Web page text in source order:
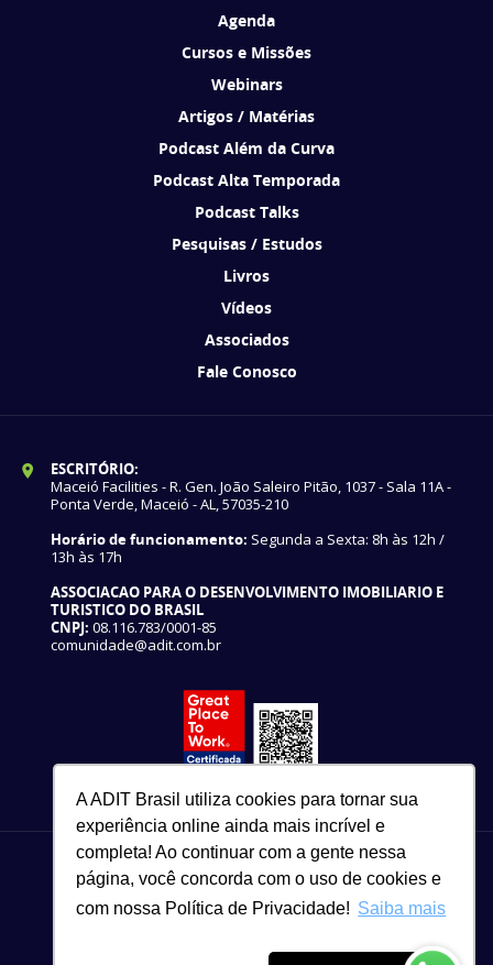
A ADIT Brasil utiliza cookies para tornar sua
experiência online ainda mais incrível e
completa! Ao continuar com a gente nessa
página, você concorda com o uso de cookies e
com nossa Política de Privacidade! Saiba mais
Agenda
Cursos e Missões
Webinars
Artigos / Matérias
Podcast Além da Curva
Podcast Alta Temporada
Podcast Talks
Pesquisas / Estudos
Livros
Vídeos
Associados
Fale Conosco
ESCRITÓRIO:
Maceió Facilities - R. Gen. João Saleiro Pitão, 1037 - Sala 11A -
Ponta Verde, Maceió - AL, 57035-210
Horário de funcionamento: Segunda a Sexta: 8h às 12h /
13h às 17h
ASSOCIACAO PARA O DESENVOLVIMENTO IMOBILIARIO E
TURISTICO DO BRASIL
CNPJ: 08.116.783/0001-85
comunidade@adit.com.br